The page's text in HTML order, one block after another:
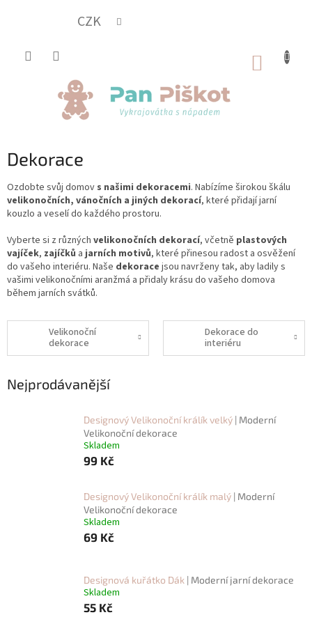
CZK
Dekorace
Ozdobte svůj domov s našimi dekoracemi. Nabízíme širokou škálu
velikonočních, vánočních a jiných dekorací, které přidají jarní
kouzlo a veselí do každého prostoru.
Vyberte si z různých velikonočních dekorací, včetně plastových
vajíček, zajíčků a jarních motivů, které přinesou radost a osvěžení
do vašeho interiéru. Naše dekorace jsou navrženy tak, aby ladily s
vašimi velikonočními aranžmá a přidaly krásu do vašeho domova
během jarních svátků.
Velikonoční
dekorace
Dekorace do
interiéru
Nejprodávanější
Designový Velikonoční králík velký | Moderní
Velikonoční dekorace
Skladem
99 Kč
Designový Velikonoční králík malý | Moderní
Velikonoční dekorace
Skladem
69 Kč
Designová kuřátko Dák | Moderní jarní dekorace
Skladem
55 Kč